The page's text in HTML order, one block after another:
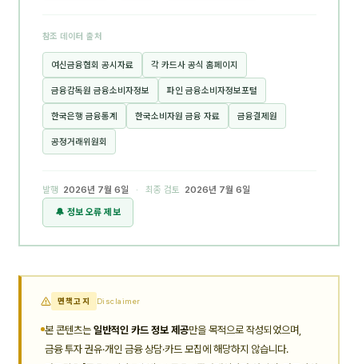
참조 데이터 출처
여신금융협회 공시자료 각 카드사 공식 홈페이지
금융감독원 금융소비자정보 파인 금융소비자정보포털
한국은행 금융통계 한국소비자원 금융 자료 금융결제원
공정거래위원회
발행 2026년 7월 6일 · 최종 검토 2026년 7월 6일
🔔 정보 오류 제보
면책고지 Disclaimer
본 콘텐츠는 일반적인 카드 정보 제공만을 목적으로 작성되었으며,
금융 투자 권유·개인 금융 상담·카드 모집에 해당하지 않습니다.